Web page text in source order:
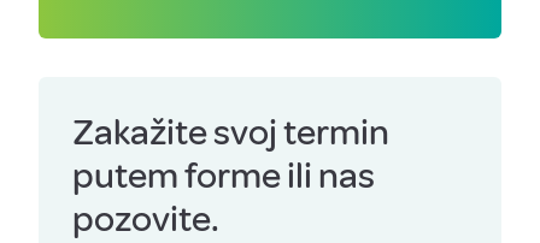
Zakažite svoj termin
putem forme ili nas
pozovite.